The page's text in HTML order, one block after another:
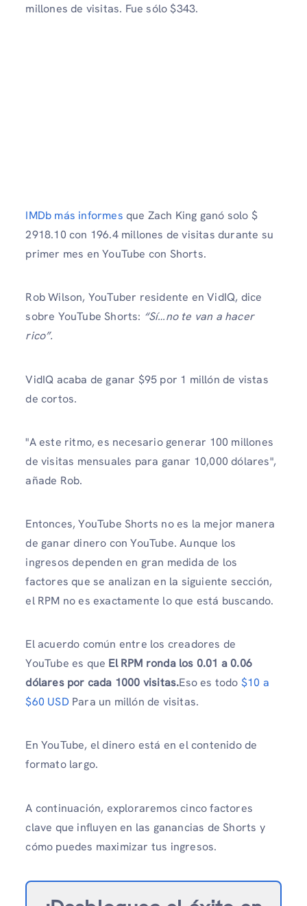
millones de visitas. Fue sólo $343.
IMDb más informes que Zach King ganó solo $
2918.10 con 196.4 millones de visitas durante su
primer mes en YouTube con Shorts.
Rob Wilson, YouTuber residente en VidIQ, dice
sobre YouTube Shorts: “Sí…no te van a hacer
rico”.
VidIQ acaba de ganar $95 por 1 millón de vistas
de cortos.
"A este ritmo, es necesario generar 100 millones
de visitas mensuales para ganar 10,000 dólares",
añade Rob.
Entonces, YouTube Shorts no es la mejor manera
de ganar dinero con YouTube. Aunque los
ingresos dependen en gran medida de los
factores que se analizan en la siguiente sección,
el RPM no es exactamente lo que está buscando.
El acuerdo común entre los creadores de
YouTube es que El RPM ronda los 0.01 a 0.06
dólares por cada 1000 visitas.Eso es todo $10 a
$60 USD Para un millón de visitas.
En YouTube, el dinero está en el contenido de
formato largo.
A continuación, exploraremos cinco factores
clave que influyen en las ganancias de Shorts y
cómo puedes maximizar tus ingresos.